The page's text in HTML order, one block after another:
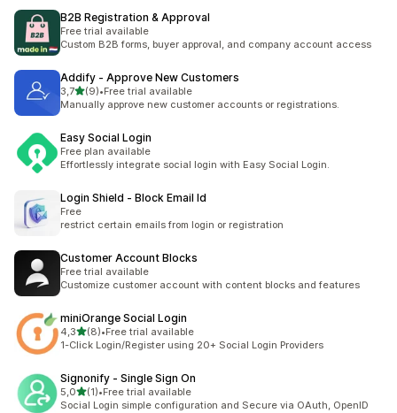
B2B Registration & Approval
Free trial available
Custom B2B forms, buyer approval, and company account access
Addify ‑ Approve New Customers
3,7av 5 stjerner
(9)
Totalt 9 omtaler
•Free trial available
Manually approve new customer accounts or registrations.
Easy Social Login
Free plan available
Effortlessly integrate social login with Easy Social Login.
Login Shield ‑ Block Email Id
Free
restrict certain emails from login or registration
Customer Account Blocks
Free trial available
Customize customer account with content blocks and features
miniOrange Social Login
4,3av 5 stjerner
(8)
Totalt 8 omtaler
•Free trial available
1-Click Login/Register using 20+ Social Login Providers
Signonify ‑ Single Sign On
5,0av 5 stjerner
(1)
Totalt 1 omtaler
•Free trial available
Social Login simple configuration and Secure via OAuth, OpenID